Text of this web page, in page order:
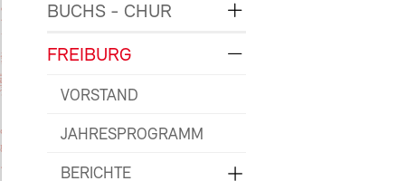
BUCHS - CHUR
FREIBURG
VORSTAND
JAHRESPROGRAMM
BERICHTE